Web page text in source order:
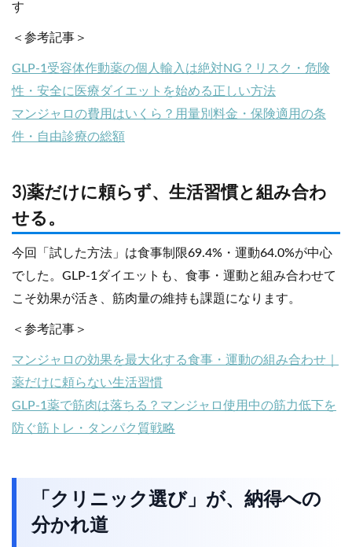
す
＜参考記事＞
GLP-1受容体作動薬の個人輸入は絶対NG？リスク・危険
性・安全に医療ダイエットを始める正しい方法
マンジャロの費用はいくら？用量別料金・保険適用の条
件・自由診療の総額
3)薬だけに頼らず、生活習慣と組み合わ
せる。
今回「試した方法」は食事制限69.4%・運動64.0%が中心
でした。GLP-1ダイエットも、食事・運動と組み合わせて
こそ効果が活き、筋肉量の維持も課題になります。
＜参考記事＞
マンジャロの効果を最大化する食事・運動の組み合わせ｜
薬だけに頼らない生活習慣
GLP-1薬で筋肉は落ちる？マンジャロ使用中の筋力低下を
防ぐ筋トレ・タンパク質戦略
「クリニック選び」が、納得への
分かれ道